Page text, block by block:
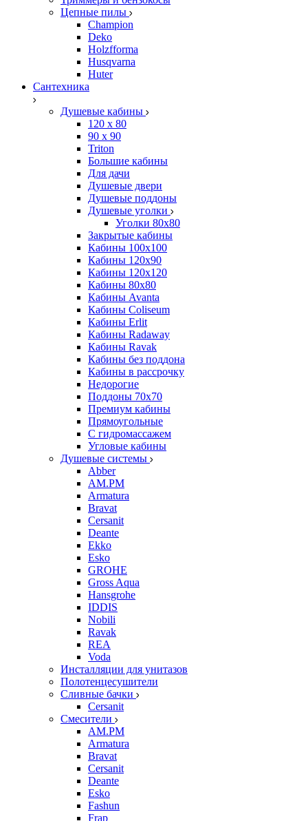
Цепные пилы
Champion
Deko
Holzfforma
Husqvarna
Huter
Сантехника
Душевые кабины
120 x 80
90 х 90
Triton
Большие кабины
Для дачи
Душевые двери
Душевые поддоны
Душевые уголки
Уголки 80х80
Закрытые кабины
Кабины 100x100
Кабины 120x90
Кабины 120х120
Кабины 80х80
Кабины Avanta
Кабины Coliseum
Кабины Erlit
Кабины Radaway
Кабины Ravak
Кабины без поддона
Кабины в рассрочку
Недорогие
Поддоны 70x70
Премиум кабины
Прямоугольные
С гидромассажем
Угловые кабины
Душевые системы
Abber
AM.PM
Armatura
Bravat
Cersanit
Deante
Ekko
Esko
GROHE
Gross Aqua
Hansgrohe
IDDIS
Nobili
Ravak
REA
Voda
Инсталляции для унитазов
Полотенцесушители
Сливные бачки
Cersanit
Смесители
AM.PM
Armatura
Bravat
Cersanit
Deante
Esko
Fashun
Frap